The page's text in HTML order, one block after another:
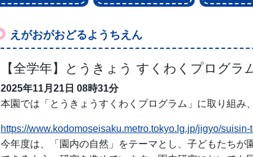
えがおがおどるようちえん
【全学年】とうきょう すくわくプログラ
2025年11月21日 08時31分
本園では「とうきょうすくわくプログラム」に取り組み
https://www.kodomoseisaku.metro.tokyo.lg.jp/jigyo/
今年度は、「園内の自然」をテーマとし、子どもたち